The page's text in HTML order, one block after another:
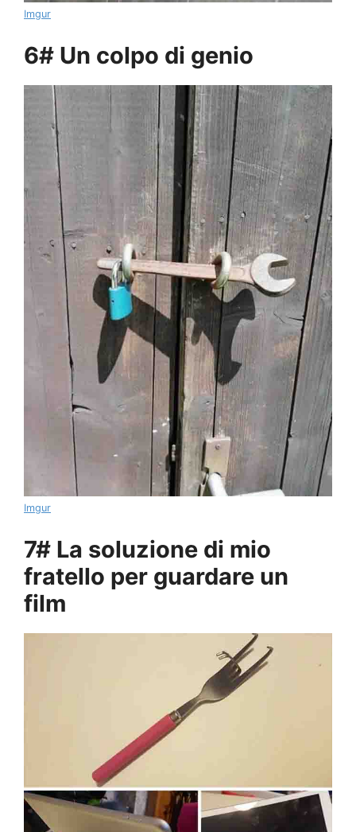
Imgur
6# Un colpo di genio
Imgur
7# La soluzione di mio
fratello per guardare un
film